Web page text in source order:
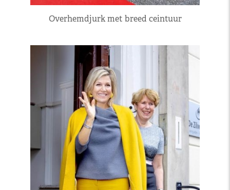
Overhemdjurk met breed ceintuur